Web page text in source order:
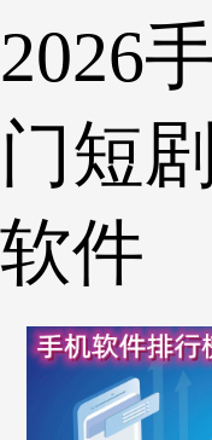
2026
门短剧
软件